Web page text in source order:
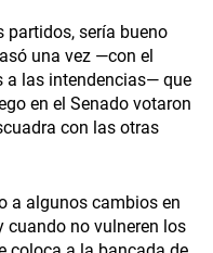
partidos, sería bueno
una vez —con el
a las intendencias— que
en el Senado votaron
con las otras
a algunos cambios en
cuando no vulneren los